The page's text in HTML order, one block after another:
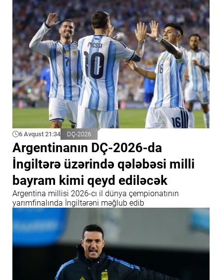
6 Avqust 21:34 DÇ-2026
Argentinanın DÇ-2026-da
İngiltərə üzərində qələbəsi milli
bayram kimi qeyd ediləcək
Argentina millisi 2026-cı il dünya çempionatının
yarımfinalında İngiltərəni məğlub edib